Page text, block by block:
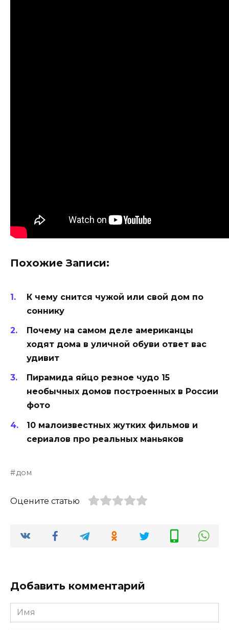
Похожие Записи:
К чему снится чужой или свой дом по
соннику
Почему на самом деле американцы
ходят дома в уличной обуви ответ вас
удивит
Пирамида яйцо резное чудо 15
необычных домов построенных в России
фото
10 малоизвестных жутких фильмов и
сериалов про реальных маньяков
дом
Оцените статью
Добавить комментарий
Имя
*